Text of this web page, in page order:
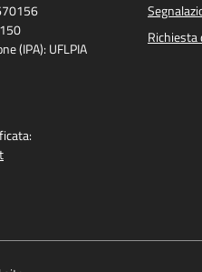
(IPA): UFLPIA